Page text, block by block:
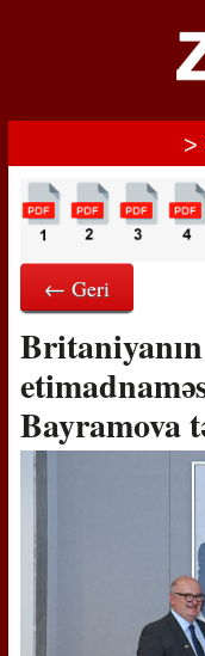
>
← Geri
Bayramova